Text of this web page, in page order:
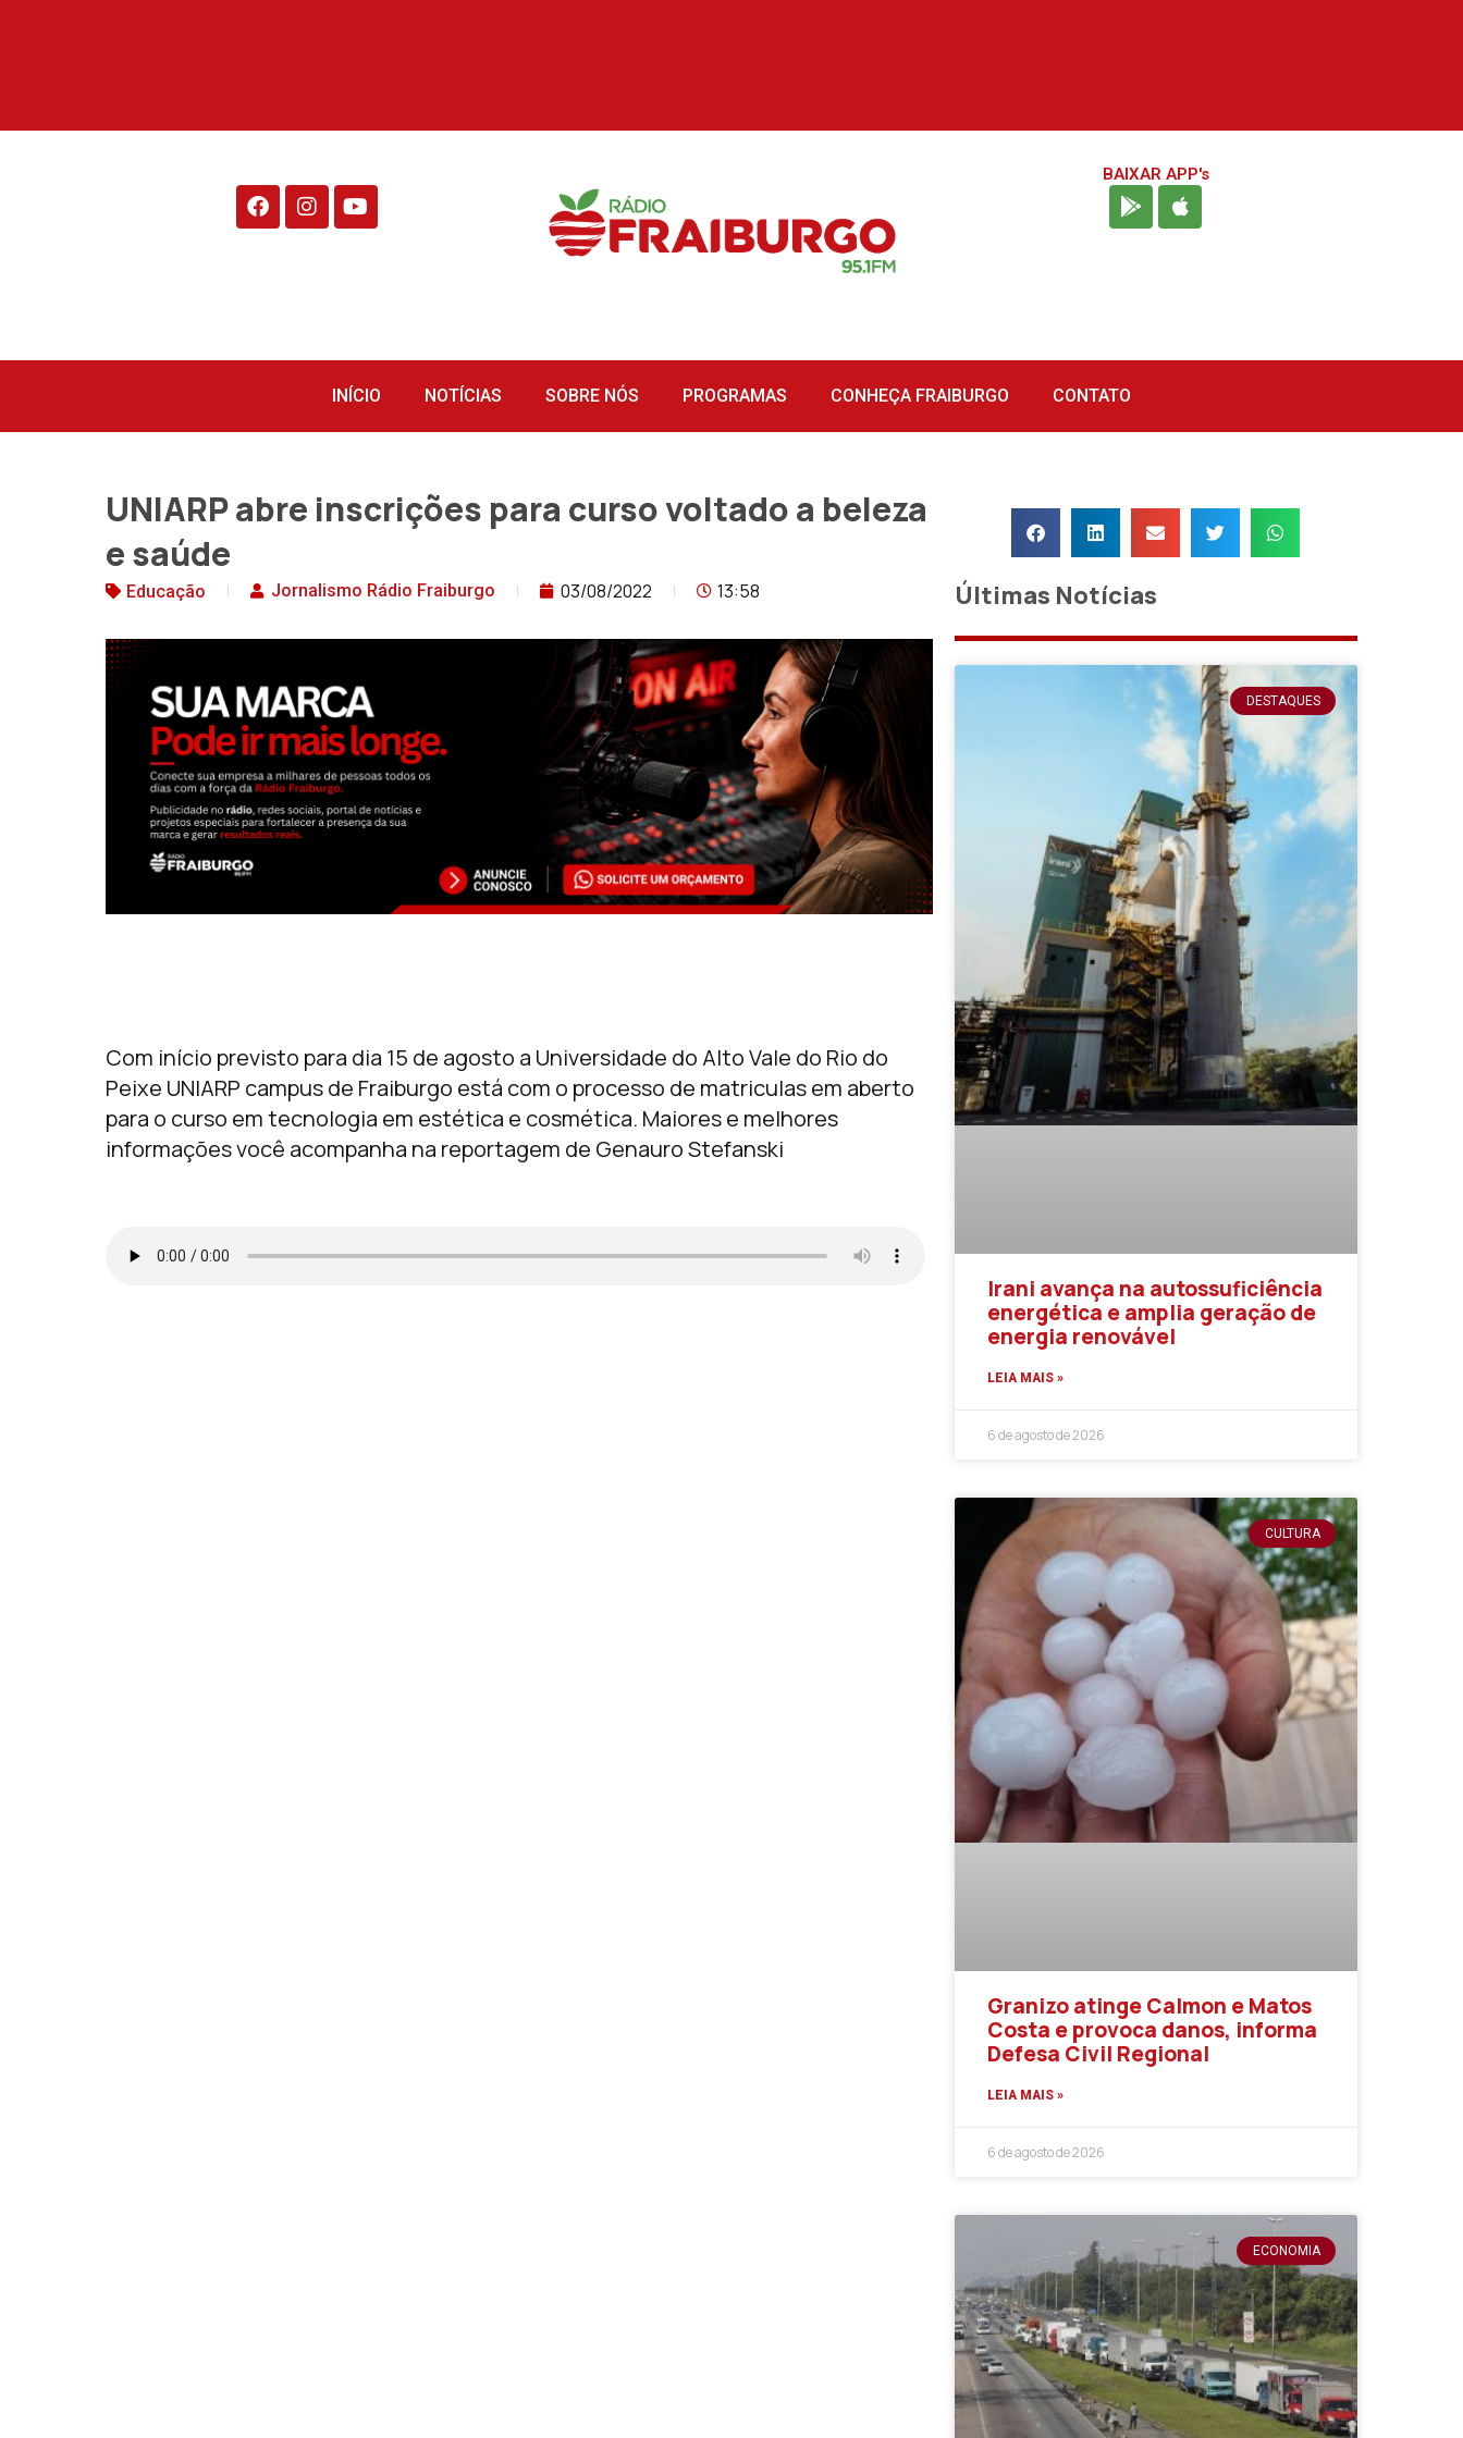
BAIXAR APP's
INÍCIO NOTÍCIAS SOBRE NÓS PROGRAMAS CONHEÇA FRAIBURGO CONTATO
UNIARP abre inscrições para curso voltado a beleza
e saúde
Educação Jornalismo Rádio Fraiburgo 03/08/2022 13:58
Com início previsto para dia 15 de agosto a Universidade do Alto Vale do Rio do
Peixe UNIARP campus de Fraiburgo está com o processo de matriculas em aberto
para o curso em tecnologia em estética e cosmética. Maiores e melhores
informações você acompanha na reportagem de Genauro Stefanski
Últimas Notícias
DESTAQUES
Irani avança na autossuficiência
energética e amplia geração de
energia renovável
LEIA MAIS »
6 de agosto de 2026
CULTURA
Granizo atinge Calmon e Matos
Costa e provoca danos, informa
Defesa Civil Regional
LEIA MAIS »
6 de agosto de 2026
ECONOMIA